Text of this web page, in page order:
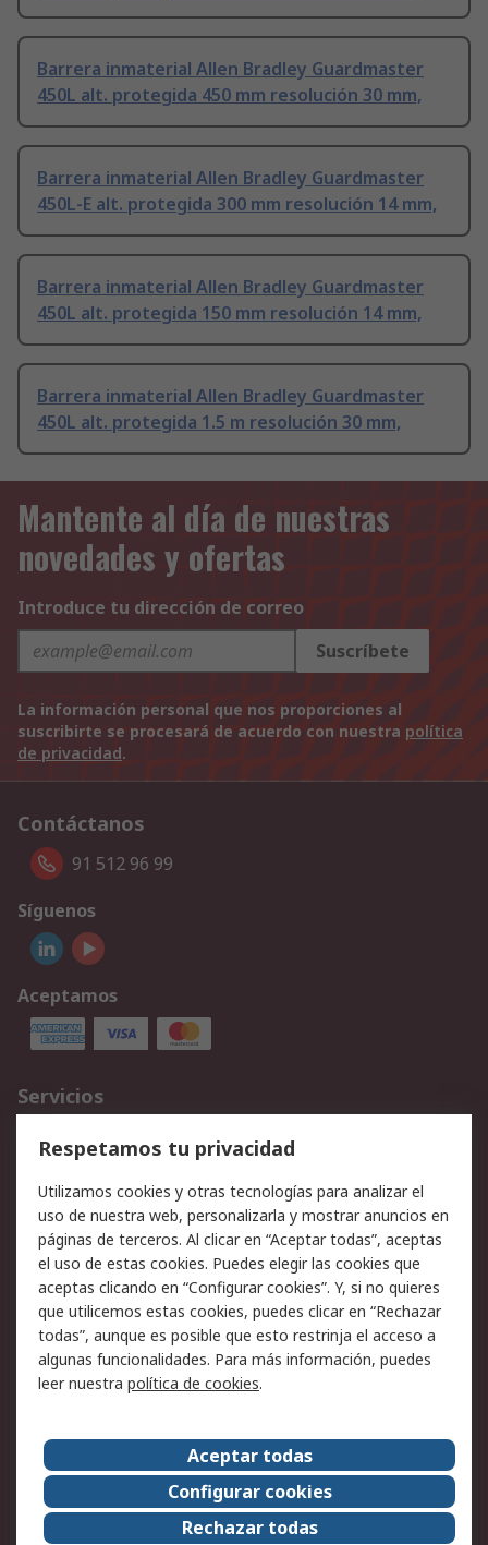
Barrera inmaterial Allen Bradley Guardmaster
450L alt. protegida 450 mm resolución 30 mm,
Barrera inmaterial Allen Bradley Guardmaster
450L-E alt. protegida 300 mm resolución 14 mm,
Barrera inmaterial Allen Bradley Guardmaster
450L alt. protegida 150 mm resolución 14 mm,
Barrera inmaterial Allen Bradley Guardmaster
450L alt. protegida 1.5 m resolución 30 mm,
Mantente al día de nuestras
novedades y ofertas
Introduce tu dirección de correo
Suscríbete
La información personal que nos proporciones al
suscribirte se procesará de acuerdo con nuestra política
de privacidad.
Contáctanos
91 512 96 99
Síguenos
Aceptamos
Servicios
Cómo realizar pedidos
Devoluciones
Facturación y pago
Ofertas
Soporte técnico
Legal
Aviso legal
Política de privacidad -
Actualizada
Política sobre cookies
Seguridad de emails
Certificaciones de
Condiciones de venta
Acerca de RS
Acerca de RS
RS Group
RS en el mundo
Sala de prensa
Respetamos tu privacidad
Utilizamos cookies y otras tecnologías para analizar el
uso de nuestra web, personalizarla y mostrar anuncios en
páginas de terceros. Al clicar en “Aceptar todas”, aceptas
el uso de estas cookies. Puedes elegir las cookies que
aceptas clicando en “Configurar cookies”. Y, si no quieres
que utilicemos estas cookies, puedes clicar en “Rechazar
todas”, aunque es posible que esto restrinja el acceso a
algunas funcionalidades. Para más información, puedes
leer nuestra política de cookies.
Aceptar todas
Configurar cookies
Rechazar todas